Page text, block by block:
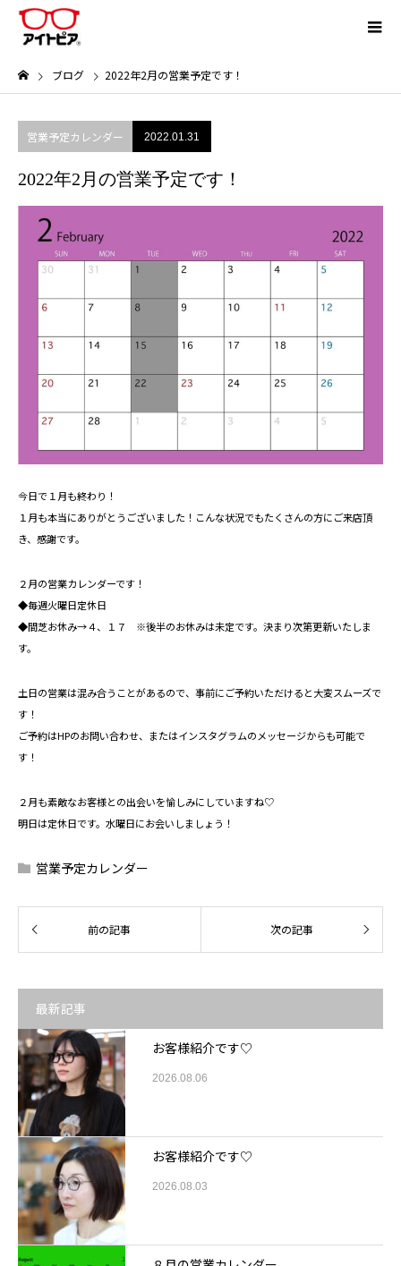
ブログ 2022年2月の営業予定です！
営業予定カレンダー 2022.01.31
2022年2月の営業予定です！
今日で１月も終わり！
１月も本当にありがとうございました！こんな状況でもたくさんの方にご来店頂
き、感謝です。
２月の営業カレンダーです！
◆毎週火曜日定休日
◆間芝お休み→４、１７ ※後半のお休みは未定です。決まり次第更新いたしま
す。
土日の営業は混み合うことがあるので、事前にご予約いただけると大変スムーズで
す！
ご予約はHPのお問い合わせ、またはインスタグラムのメッセージからも可能で
す！
２月も素敵なお客様との出会いを愉しみにしていますね♡
明日は定休日です。水曜日にお会いしましょう！
営業予定カレンダー
最新記事
お客様紹介です♡
2026.08.06
お客様紹介です♡
2026.08.03